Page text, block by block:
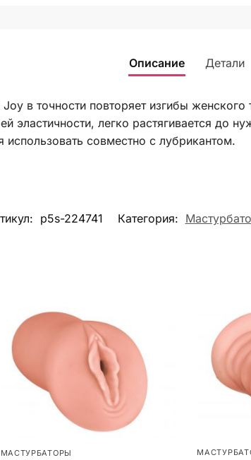
Описание Детали
в точности повторяет изгибы
эластичности, легко растягивается до
совместно с лубрикантом.
p5s-224741 Категория:
МАСТУРБАТОРЫ